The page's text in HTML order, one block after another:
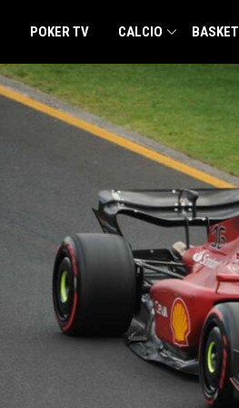
POKER TV CALCIO BASKET